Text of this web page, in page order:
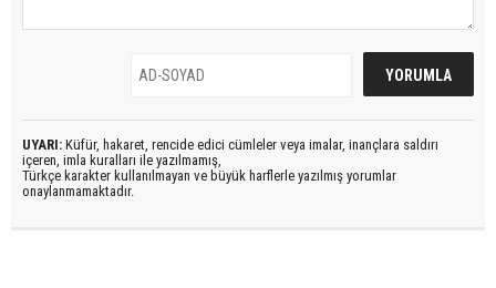
UYARI: Küfür, hakaret, rencide edici cümleler veya imalar, inançlara saldırı
içeren, imla kuralları ile yazılmamış,
Türkçe karakter kullanılmayan ve büyük harflerle yazılmış yorumlar
onaylanmamaktadır.